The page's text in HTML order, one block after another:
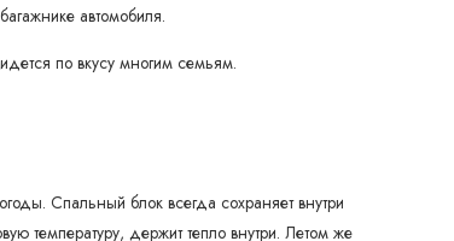
автомобиля.
по вкусу многим семьям.
Спальный блок всегда сохраняет внутри
температуру, держит тепло внутри. Летом же